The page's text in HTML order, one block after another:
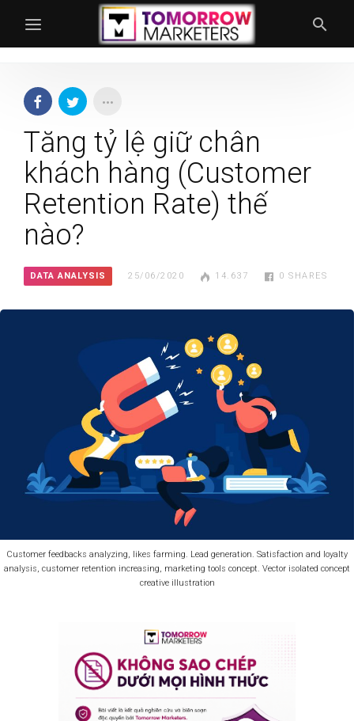
Tăng tỷ lệ giữ chân
khách hàng (Customer
Retention Rate) thế
nào?
DATA ANALYSIS 25/06/2020 14.637 0 SHARES
Customer feedbacks analyzing, likes farming. Lead generation. Satisfaction and loyalty
analysis, customer retention increasing, marketing tools concept. Vector isolated concept
creative illustration